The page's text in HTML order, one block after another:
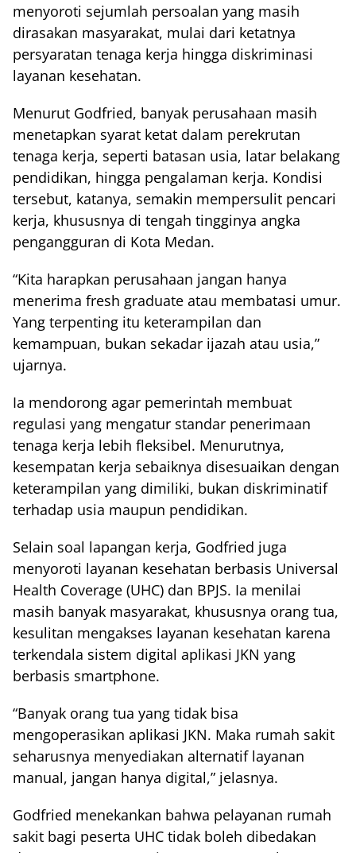
menyoroti sejumlah persoalan yang masih
dirasakan masyarakat, mulai dari ketatnya
persyaratan tenaga kerja hingga diskriminasi
layanan kesehatan.
Menurut Godfried, banyak perusahaan masih
menetapkan syarat ketat dalam perekrutan
tenaga kerja, seperti batasan usia, latar belakang
pendidikan, hingga pengalaman kerja. Kondisi
tersebut, katanya, semakin mempersulit pencari
kerja, khususnya di tengah tingginya angka
pengangguran di Kota Medan.
“Kita harapkan perusahaan jangan hanya
menerima fresh graduate atau membatasi umur.
Yang terpenting itu keterampilan dan
kemampuan, bukan sekadar ijazah atau usia,”
ujarnya.
Ia mendorong agar pemerintah membuat
regulasi yang mengatur standar penerimaan
tenaga kerja lebih fleksibel. Menurutnya,
kesempatan kerja sebaiknya disesuaikan dengan
keterampilan yang dimiliki, bukan diskriminatif
terhadap usia maupun pendidikan.
Selain soal lapangan kerja, Godfried juga
menyoroti layanan kesehatan berbasis Universal
Health Coverage (UHC) dan BPJS. Ia menilai
masih banyak masyarakat, khususnya orang tua,
kesulitan mengakses layanan kesehatan karena
terkendala sistem digital aplikasi JKN yang
berbasis smartphone.
“Banyak orang tua yang tidak bisa
mengoperasikan aplikasi JKN. Maka rumah sakit
seharusnya menyediakan alternatif layanan
manual, jangan hanya digital,” jelasnya.
Godfried menekankan bahwa pelayanan rumah
sakit bagi peserta UHC tidak boleh dibedakan